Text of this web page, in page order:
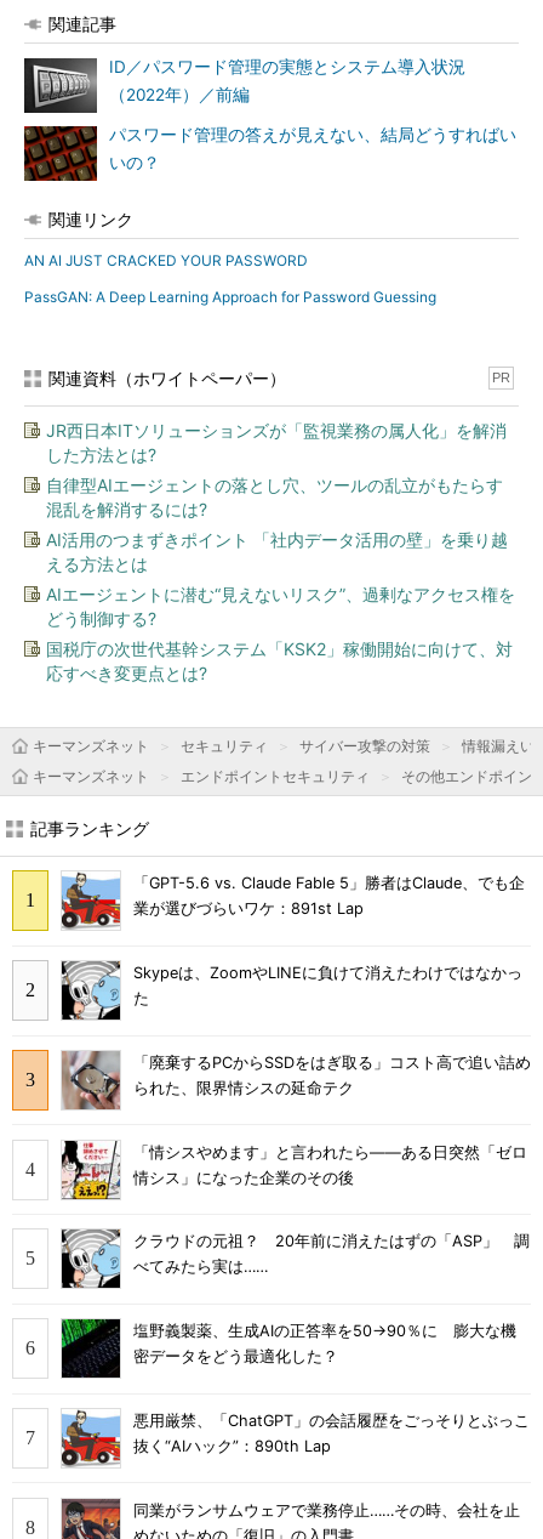
関連記事
ID／パスワード管理の実態とシステム導入状況
（2022年）／前編
パスワード管理の答えが見えない、結局どうすればい
いの？
関連リンク
AN AI JUST CRACKED YOUR PASSWORD
PassGAN: A Deep Learning Approach for Password Guessing
関連資料（ホワイトペーパー） PR
JR西日本ITソリューションズが「監視業務の属人化」を解消
した方法とは?
自律型AIエージェントの落とし穴、ツールの乱立がもたらす
混乱を解消するには?
AI活用のつまずきポイント 「社内データ活用の壁」を乗り越
える方法とは
AIエージェントに潜む“見えないリスク”、過剰なアクセス権を
どう制御する?
国税庁の次世代基幹システム「KSK2」稼働開始に向けて、対
応すべき変更点とは?
キーマンズネット セキュリティ サイバー攻撃の対策
情報漏えい
キーマンズネット
エンドポイントセキュリティ その他エンドポイン
記事ランキング
「GPT-5.6 vs. Claude Fable 5」勝者はClaude、でも企
業が選びづらいワケ：891st Lap
Skypeは、ZoomやLINEに負けて消えたわけではなかっ
た
「廃棄するPCからSSDをはぎ取る」コスト高で追い詰め
られた、限界情シスの延命テク
「情シスやめます」と言われたら――ある日突然「ゼロ
情シス」になった企業のその後
クラウドの元祖？ 20年前に消えたはずの「ASP」 調
べてみたら実は……
塩野義製薬、生成AIの正答率を50→90％に 膨大な機
密データをどう最適化した？
悪用厳禁、「ChatGPT」の会話履歴をごっそりとぶっこ
抜く“AIハック”：890th Lap
同業がランサムウェアで業務停止……その時、会社を止